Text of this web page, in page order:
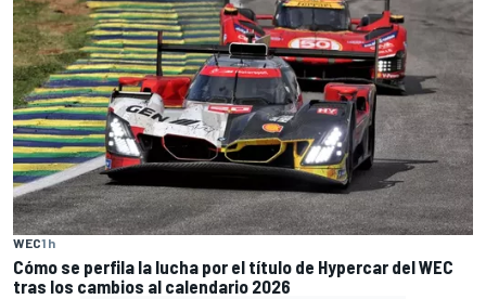
WEC1 h
Cómo se perfila la lucha por el título de Hypercar del WEC
tras los cambios al calendario 2026